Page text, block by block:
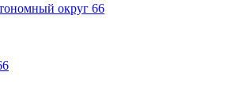
округ 66